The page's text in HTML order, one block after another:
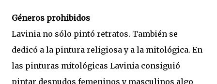
Géneros prohibidos
Lavinia no sólo pintó retratos. También se
dedicó a la pintura religiosa y a la mitológica. En
las pinturas mitológicas Lavinia consiguió
pintar desnudos femeninos y masculinos algo